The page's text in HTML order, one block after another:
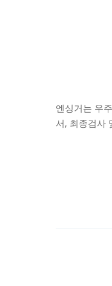
엔싱거는 우
서, 최종검사